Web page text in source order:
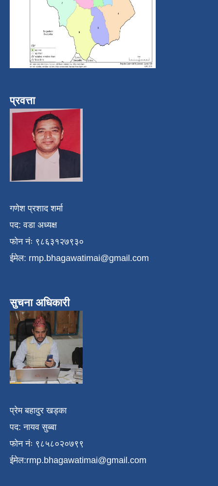
प्रवत्ता
गणेश प्रशाद शर्मा
पद: वडा अध्यक्ष
फोन नंः ९८६३१२७९३०
ईमेल: rmp.bhagawatimai@gmail.com
सुचना अधिकारी
प्रेम बहादुर खड्का
पद: नायव सुब्बा
फोन नंः ९८५८०२०७९९
ईमेल:rmp.bhagawatimai@gmail.com